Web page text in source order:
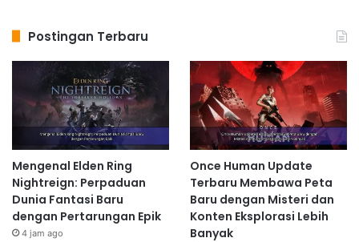
Postingan Terbaru
Mengenal Elden Ring
Nightreign: Perpaduan
Dunia Fantasi Baru
dengan Pertarungan Epik
4 jam ago
Once Human Update
Terbaru Membawa Peta
Baru dengan Misteri dan
Konten Eksplorasi Lebih
Banyak